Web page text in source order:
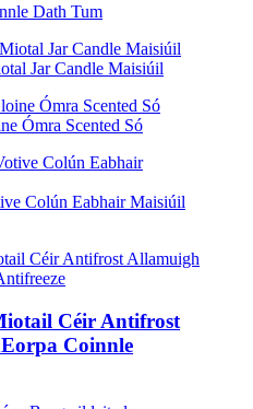
Dath Tum
Jar Candle Maisiúil
Ómra Scented Só
Colún Eabhair Maisiúil
Céir Antifrost
Coinnle